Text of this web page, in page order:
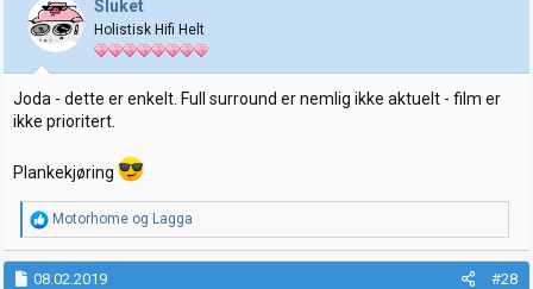
o
n
e
r
Sluket
Holistisk Hifi Helt
Joda - dette er enkelt. Full surround er nemlig ikke aktuelt - film er
ikke prioritert.
Plankekjøring
R
e
a
k
Motorhome og Lagga
08.02.2019 #28